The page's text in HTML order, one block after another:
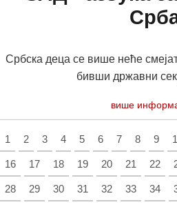
Србска деца се више неће
бивши државни
више
1 2 3 4 5 6 7 8 9
16 17 18 19 20 21 22
28 29 30 31 32 33 34